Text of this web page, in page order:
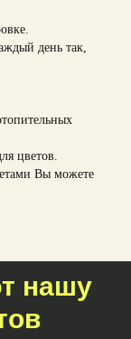
день так,
цветов.
Вы можете
нашу